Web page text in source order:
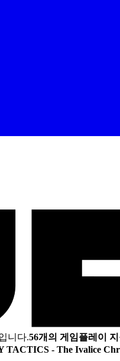
니다.56개의 게임플레이
TACTICS - The Ivalice